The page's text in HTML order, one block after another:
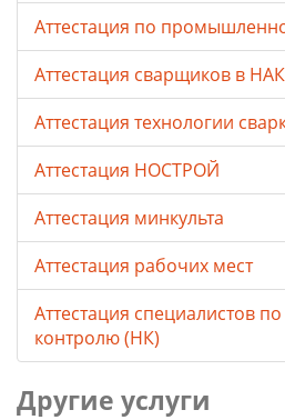
Аттестация по
Аттестация сварщиков в
Аттестация технологии
Аттестация НОСТРОЙ
Аттестация минкульта
Аттестация рабочих мест
Аттестация специалистов
контролю (НК)
Другие услуги